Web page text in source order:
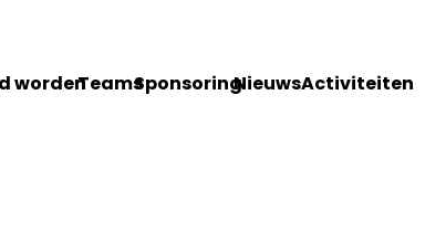
wordenTeamsSponsoringNieuwsActiviteiten